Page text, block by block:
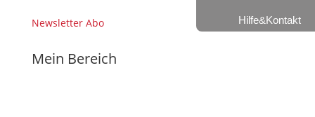
Newsletter Abo
Mein Bereich
Hilfe&Kontakt